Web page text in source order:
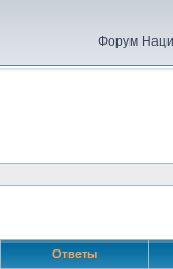
Форум
Ответы